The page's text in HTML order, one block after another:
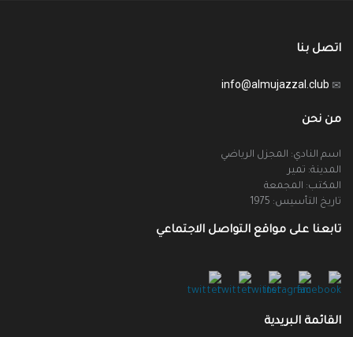
اتصل بنا
info@almujazzal.club
من نحن
اسم النادي: المجزل الرياضي
المدينة: تمير
المكتب: المجمعة
تاريخ التأسيس: 1975
تابعنا على مواقع التواصل الاجتماعي
القائمة البريدية